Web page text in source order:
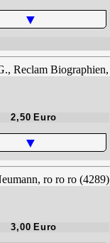
▼
2,50 Euro
▼
3,00 Euro